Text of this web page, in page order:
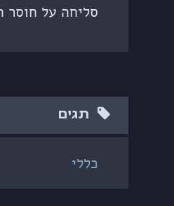
סליחה על חוסר
תגים
כללי